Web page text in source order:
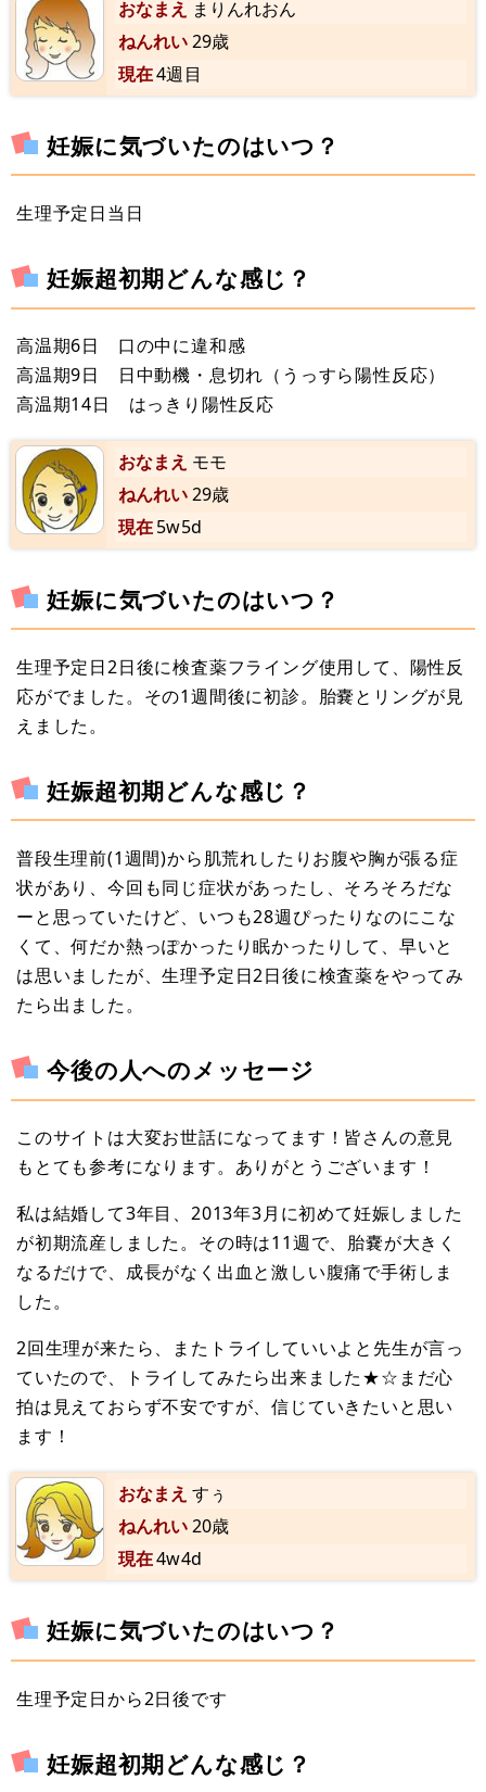
おなまえ まりんれおん
ねんれい29歳
現在4週目
妊娠に気づいたのはいつ？
生理予定日当日
妊娠超初期どんな感じ？
高温期6日 口の中に違和感
高温期9日 日中動機・息切れ（うっすら陽性反応）
高温期14日 はっきり陽性反応
おなまえ モモ
ねんれい29歳
現在5w5d
妊娠に気づいたのはいつ？
生理予定日2日後に検査薬フライング使用して、陽性反
応がでました。その1週間後に初診。胎嚢とリングが見
えました。
妊娠超初期どんな感じ？
普段生理前(1週間)から肌荒れしたりお腹や胸が張る症
状があり、今回も同じ症状があったし、そろそろだな
ーと思っていたけど、いつも28週ぴったりなのにこな
くて、何だか熱っぽかったり眠かったりして、早いと
は思いましたが、生理予定日2日後に検査薬をやってみ
たら出ました。
今後の人へのメッセージ
このサイトは大変お世話になってます！皆さんの意見
もとても参考になります。ありがとうございます！
私は結婚して3年目、2013年3月に初めて妊娠しました
が初期流産しました。その時は11週で、胎嚢が大きく
なるだけで、成長がなく出血と激しい腹痛で手術しま
した。
2回生理が来たら、またトライしていいよと先生が言っ
ていたので、トライしてみたら出来ました★☆まだ心
拍は見えておらず不安ですが、信じていきたいと思い
ます！
おなまえ すぅ
ねんれい20歳
現在4w4d
妊娠に気づいたのはいつ？
生理予定日から2日後です
妊娠超初期どんな感じ？